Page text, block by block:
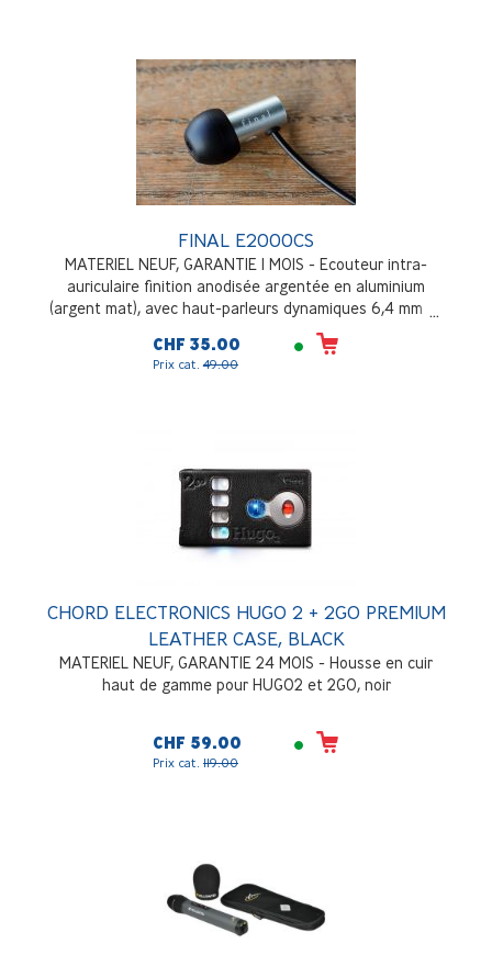
FINAL E2000CS
MATERIEL NEUF, GARANTIE 1 MOIS - Ecouteur intra-
auriculaire finition anodisée argentée en aluminium
(argent mat), avec haut-parleurs dynamiques 6,4 mm et
contrôleur pour smartphone
CHF 35.00
Prix cat.49.00
CHORD ELECTRONICS HUGO 2 + 2GO PREMIUM
LEATHER CASE, BLACK
MATERIEL NEUF, GARANTIE 24 MOIS - Housse en cuir
haut de gamme pour HUGO2 et 2GO, noir
CHF 59.00
Prix cat. 119.00